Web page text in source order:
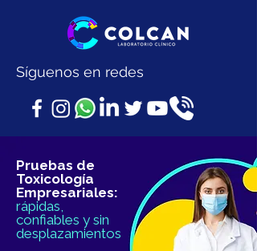
Síguenos en redes
Pruebas de
Toxicología
Empresariales:
rápidas,
confiables y sin
desplazamientos